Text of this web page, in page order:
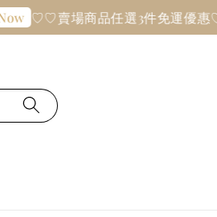
賣場商品任選3件免運優惠♡♡